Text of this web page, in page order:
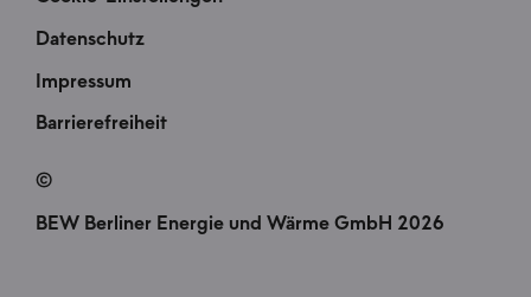
©
BEW Berliner Energie und Wärme GmbH 2026
Datenschutz
Impressum
Barrierefreiheit